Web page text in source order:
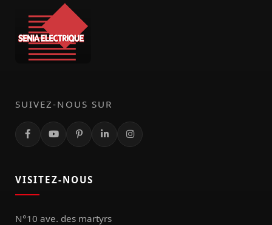
SUIVEZ-NOUS SUR
VISITEZ-NOUS
N°10 ave. des martyrs